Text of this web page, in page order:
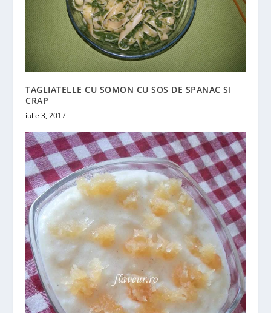
TAGLIATELLE CU SOMON CU SOS DE SPANAC SI
CRAP
iulie 3, 2017